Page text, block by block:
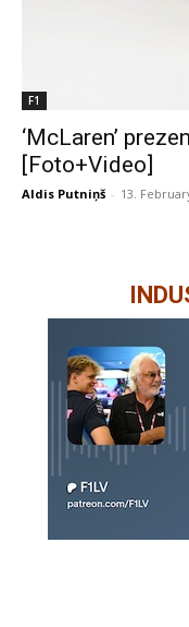
F1
‘McLaren’
[Foto+Video]
Aldis Putniņš - 13.